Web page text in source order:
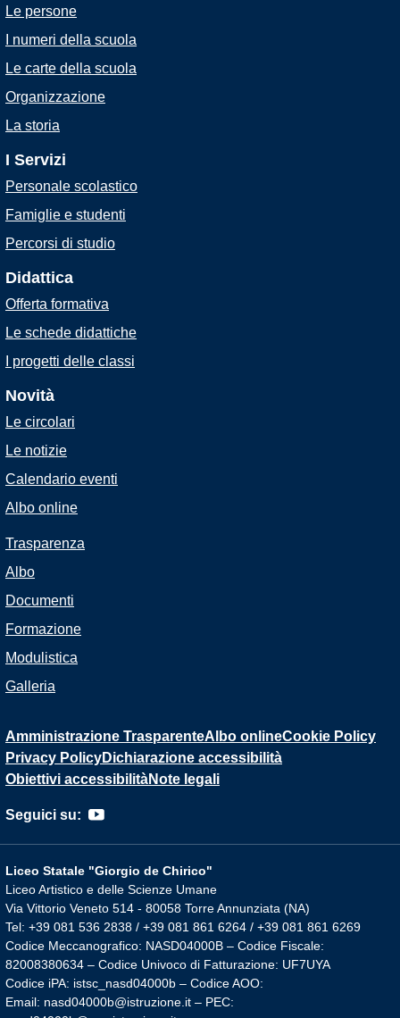
Le persone
I numeri della scuola
Le carte della scuola
Organizzazione
La storia
I Servizi
Personale scolastico
Famiglie e studenti
Percorsi di studio
Didattica
Offerta formativa
Le schede didattiche
I progetti delle classi
Novità
Le circolari
Le notizie
Calendario eventi
Albo online
Trasparenza
Albo
Documenti
Formazione
Modulistica
Galleria
Amministrazione TrasparenteAlbo onlineCookie Policy
Privacy PolicyDichiarazione accessibilità
Obiettivi accessibilitàNote legali
Seguici su:
Liceo Statale "Giorgio de Chirico"
Liceo Artistico e delle Scienze Umane
Via Vittorio Veneto 514 - 80058 Torre Annunziata (NA)
Tel: +39 081 536 2838 / +39 081 861 6264 / +39 081 861 6269
Codice Meccanografico: NASD04000B – Codice Fiscale:
82008380634 – Codice Univoco di Fatturazione: UF7UYA
Codice iPA: istsc_nasd04000b – Codice AOO:
Email: nasd04000b@istruzione.it – PEC: